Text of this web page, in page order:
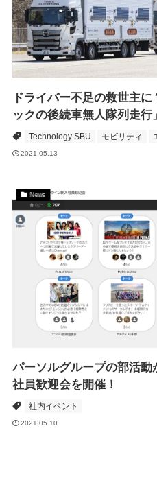
ドライバー不足の救世主
ックの後続車無人隊列走行
Technology SBU モビリティ
2021.05.13
News
パーソルグループの部活動
社員歓迎会を開催！
社内イベント
2021.05.10